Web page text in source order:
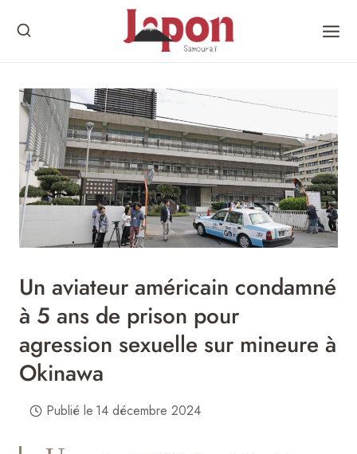
Un aviateur américain condamné
à 5 ans de prison pour
agression sexuelle sur mineure à
Okinawa
Publié le 14 décembre 2024